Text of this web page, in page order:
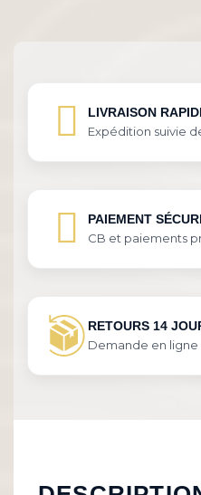
LIVRAISON
Expédition suivie
PAIEMENT
CB et paiements
RETOURS 14
Demande en ligne